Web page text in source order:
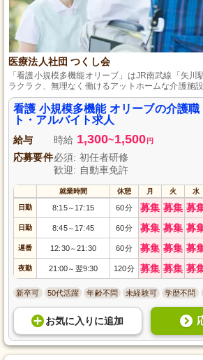
医療法人社団 つくし会
「看護小規模多機能オリーブ」はJR南武線「矢川
ラクラク、無理なく働けるアットホームな介護施
も大歓迎です。
看護 小規模多機能 オリーブの介護
ト・アルバイト求人
給与 時給 1,300~1,500 円
応募要件必須: 初任者研修
歓迎: 自動車免許
就業時間 休憩 月 火 水
日勤 8:15～ 17:15 60分 募集 募集 募
日勤 8:45～ 17:45 60分 募集 募集 募
遅番 12:30～21:30 60分 募集 募集 募
夜勤 21:00～ 翌9:30 120分 募集 募集 募
新卒可 50代活躍 年齢不問 未経験可 学歴不問
お気に入り に追加